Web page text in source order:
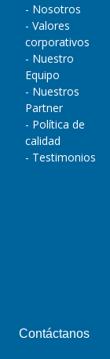
- Nosotros
- Valores
corporativos
- Nuestro
Equipo
- Nuestros
Partner
- Política de
calidad
- Testimonios
Contáctanos